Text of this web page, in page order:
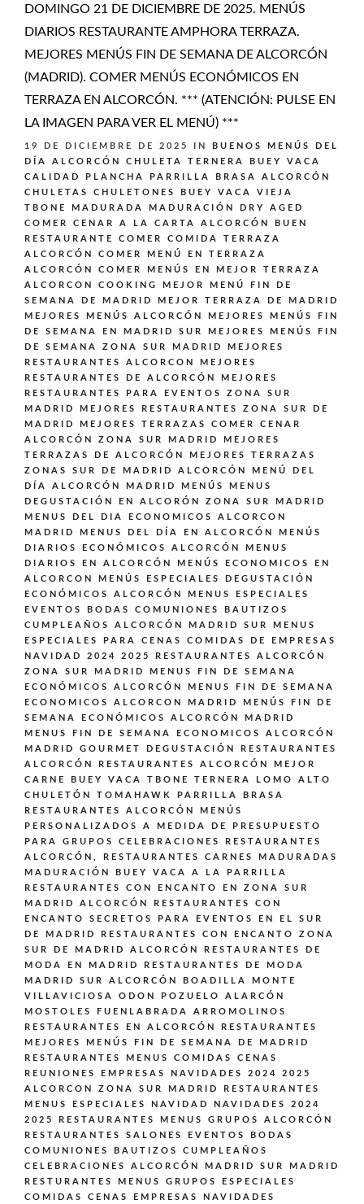
DOMINGO 21 DE DICIEMBRE DE 2025. MENÚS
DIARIOS RESTAURANTE AMPHORA TERRAZA.
MEJORES MENÚS FIN DE SEMANA DE ALCORCÓN
(MADRID). COMER MENÚS ECONÓMICOS EN
TERRAZA EN ALCORCÓN. *** (ATENCIÓN: PULSE EN
LA IMAGEN PARA VER EL MENÚ) ***
19 DE DICIEMBRE DE 2025 IN
BUENOS MENÚS DEL
DÍA ALCORCÓN
CHULETA TERNERA BUEY VACA
CALIDAD PLANCHA PARRILLA BRASA ALCORCÓN
CHULETAS CHULETONES BUEY VACA VIEJA
TBONE MADURADA MADURACIÓN DRY AGED
COMER CENAR A LA CARTA ALCORCÓN BUEN
RESTAURANTE
COMER COMIDA TERRAZA
ALCORCÓN
COMER MENÚ EN TERRAZA
ALCORCÓN
COMER MENÚS EN MEJOR TERRAZA
ALCORCON
COOKING
MEJOR MENÚ FIN DE
SEMANA DE MADRID
MEJOR TERRAZA DE MADRID
MEJORES MENÚS ALCORCÓN
MEJORES MENÚS FIN
DE SEMANA EN MADRID SUR
MEJORES MENÚS FIN
DE SEMANA ZONA SUR MADRID
MEJORES
RESTAURANTES ALCORCON
MEJORES
RESTAURANTES DE ALCORCÓN
MEJORES
RESTAURANTES PARA EVENTOS ZONA SUR
MADRID
MEJORES RESTAURANTES ZONA SUR DE
MADRID
MEJORES TERRAZAS COMER CENAR
ALCORCÓN ZONA SUR MADRID
MEJORES
TERRAZAS DE ALCORCÓN
MEJORES TERRAZAS
ZONAS SUR DE MADRID ALCORCÓN
MENÚ DEL
DÍA ALCORCÓN MADRID
MENÚS
MENUS
DEGUSTACIÓN EN ALCORÓN ZONA SUR MADRID
MENUS DEL DIA ECONOMICOS ALCORCON
MADRID
MENUS DEL DÍA EN ALCORCÓN
MENÚS
DIARIOS ECONÓMICOS ALCORCÓN
MENUS
DIARIOS EN ALCORCÓN
MENÚS ECONOMICOS EN
ALCORCON
MENÚS ESPECIALES DEGUSTACIÓN
ECONÓMICOS ALCORCÓN
MENUS ESPECIALES
EVENTOS BODAS COMUNIONES BAUTIZOS
CUMPLEAÑOS ALCORCÓN MADRID SUR
MENUS
ESPECIALES PARA CENAS COMIDAS DE EMPRESAS
NAVIDAD 2024 2025 RESTAURANTES ALCORCÓN
ZONA SUR MADRID
MENUS FIN DE SEMANA
ECONÓMICOS ALCORCÓN
MENUS FIN DE SEMANA
ECONOMICOS ALCORCON MADRID
MENÚS FIN DE
SEMANA ECONÓMICOS ALCORCÓN MADRID
MENUS FIN DE SEMANA ECONOMICOS ALCORCÓN
MADRID GOURMET DEGUSTACIÓN
RESTAURANTES
ALCORCÓN
RESTAURANTES ALCORCÓN MEJOR
CARNE BUEY VACA TBONE TERNERA LOMO ALTO
CHULETÓN TOMAHAWK PARRILLA BRASA
RESTAURANTES ALCORCÓN MENÚS
PERSONALIZADOS A MEDIDA DE PRESUPUESTO
PARA GRUPOS CELEBRACIONES
RESTAURANTES
ALCORCÓN,
RESTAURANTES CARNES MADURADAS
MADURACIÓN BUEY VACA A LA PARRILLA
RESTAURANTES CON ENCANTO EN ZONA SUR
MADRID ALCORCÓN
RESTAURANTES CON
ENCANTO SECRETOS PARA EVENTOS EN EL SUR
DE MADRID
RESTAURANTES CON ENCANTO ZONA
SUR DE MADRID ALCORCÓN
RESTAURANTES DE
MODA EN MADRID
RESTAURANTES DE MODA
MADRID SUR ALCORCÓN BOADILLA MONTE
VILLAVICIOSA ODON POZUELO ALARCÓN
MOSTOLES FUENLABRADA ARROMOLINOS
RESTAURANTES EN ALCORCÓN
RESTAURANTES
MEJORES MENÚS FIN DE SEMANA DE MADRID
RESTAURANTES MENUS COMIDAS CENAS
REUNIONES EMPRESAS NAVIDADES 2024 2025
ALCORCON ZONA SUR MADRID
RESTAURANTES
MENUS ESPECIALES NAVIDAD NAVIDADES 2024
2025
RESTAURANTES MENUS GRUPOS ALCORCÓN
RESTAURANTES SALONES EVENTOS BODAS
COMUNIONES BAUTIZOS CUMPLEAÑOS
CELEBRACIONES ALCORCÓN MADRID SUR MADRID
RESTURANTES MENUS GRUPOS ESPECIALES
COMIDAS CENAS EMPRESAS NAVIDADES